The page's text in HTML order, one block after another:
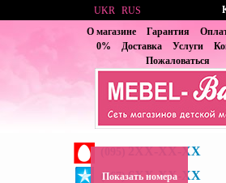
О магазине Гарантия
0%
Доставка Услуги
Пожаловаться
2XX-XX-XX
(067) 6XX-XX-XX
Показать номера
UKR RUS